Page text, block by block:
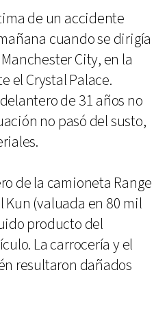
de un accidente
cuando se dirigía
City, en la
el Crystal Palace.
de 31 años no
no pasó del susto,
de la camioneta Range
Kun (valuada en 80 mil
producto del
La carrocería y el
resultaron dañados